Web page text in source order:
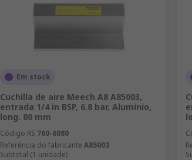
Em stock
Cuchilla de aire Meech A8 A85003,
entrada 1/4 in BSP, 6.8 bar, Aluminio,
long. 80 mm
Código RS 760-6080
Referência do fabricante A85003
Subtotal (1 unidade)